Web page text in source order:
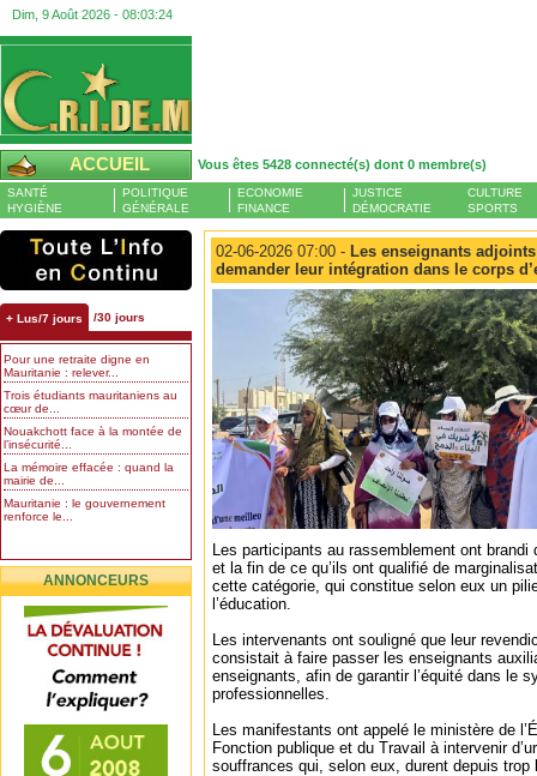
Dim, 9 Août 2026 - 08:03:24
ACCUEIL Vous êtes 5428 connecté(s) dont 0 membre(s)
SANTÉ
HYGIÈNE
POLITIQUE
GÉNÉRALE
ECONOMIE
FINANCE
JUSTICE
DÉMOCRATIE
CULTURE
SPORTS
+ Lus/7 jours /30 jours
Pour une retraite digne en
Mauritanie : relever...
Trois étudiants mauritaniens au
cœur de...
Nouakchott face à la montée de
l’insécurité...
La mémoire effacée : quand la
mairie de...
Mauritanie : le gouvernement
renforce le...
ANNONCEURS
02-06-2026 07:00 - Les enseignants
demander leur intégration dans le corps
Les participants au rassemblement ont brandi
et la fin de ce qu’ils ont qualifié de
cette catégorie, qui constitue selon eux un
l’éducation.
Les intervenants ont souligné que leur
consistait à faire passer les enseignants
enseignants, afin de garantir l’équité dans le
professionnelles.
Les manifestants ont appelé le ministère de
Fonction publique et du Travail à intervenir
souffrances qui, selon eux, durent depuis trop